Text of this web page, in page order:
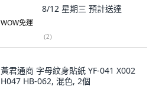
8/12 星期三 預計送達
WOW免運
(2)
黃君通商 字母紋身貼紙 YF-041 X002
H047 HB-062, 混色, 2個